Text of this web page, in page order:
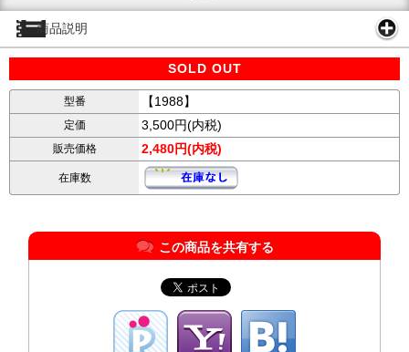
商品説明
SOLD OUT
型番 【1988】
定価 3,500円(内税)
販売価格 2,480円(内税)
在庫数
この商品を共有する